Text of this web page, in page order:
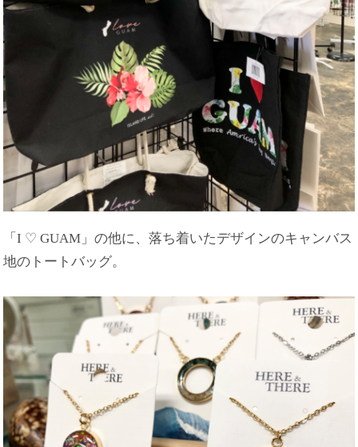
「I ♡ GUAM」の他に、落ち着いたデザインのキャンバス
地のトートバッグ。